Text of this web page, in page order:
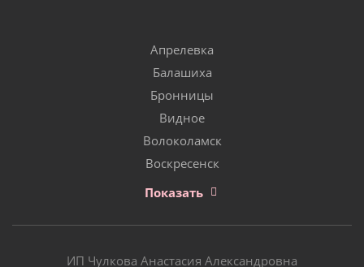
Апрелевка
Балашиха
Бронницы
Видное
Волоколамск
Воскресенск
Показать
ИП Чулкова Анастасия Александровна